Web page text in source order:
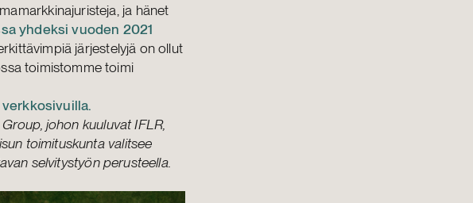
ja hänet
yhdeksi vuoden 2021
järjestelyjä on ollut
toimistomme toimi
johon kuuluvat IFLR,
toimituskunta valitsee
selvitystyön perusteella.